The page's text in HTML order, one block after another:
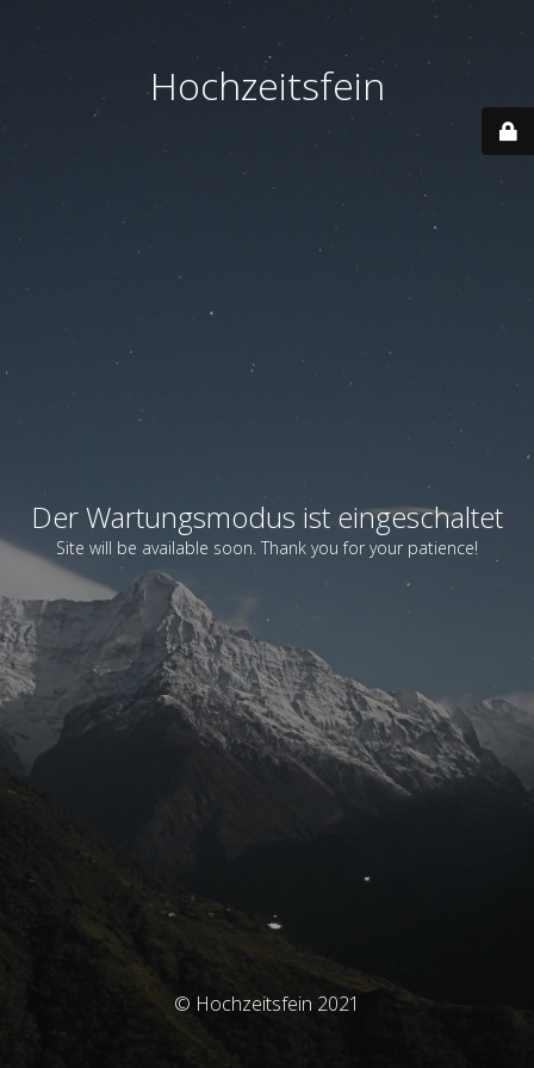
Hochzeitsfein
Der Wartungsmodus ist eingeschaltet
Site will be available soon. Thank you for your patience!
© Hochzeitsfein 2021